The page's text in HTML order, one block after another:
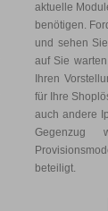
aktuelle
benötigen.
und sehen
auf Sie
Ihren
für Ihre
auch andere
Gegenzug
beteiligt.